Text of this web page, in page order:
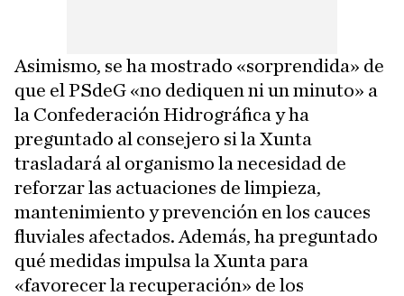
Asimismo, se ha mostrado «sorprendida» de
que el PSdeG «no dediquen ni un minuto» a
la Confederación Hidrográfica y ha
preguntado al consejero si la Xunta
trasladará al organismo la necesidad de
reforzar las actuaciones de limpieza,
mantenimiento y prevención en los cauces
fluviales afectados. Además, ha preguntado
qué medidas impulsa la Xunta para
«favorecer la recuperación» de los